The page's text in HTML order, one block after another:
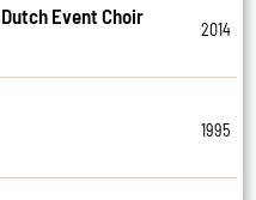
Event Choir
2014
1995